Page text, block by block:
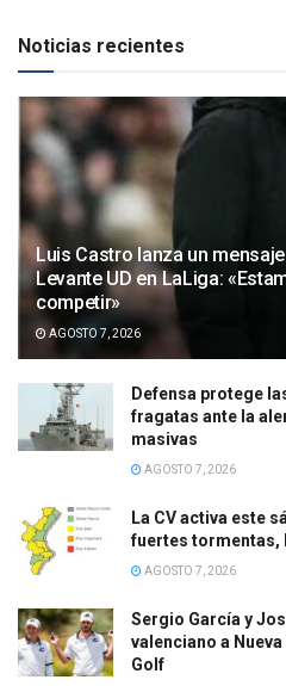
Noticias recientes
Luis Castro lanza un
Levante UD en LaLiga:
competir»
AGOSTO 7, 2026
Defensa protege
fragatas ante la
masivas
AGOSTO 7, 2026
La CV activa este
fuertes tormentas,
AGOSTO 7, 2026
Sergio García y
valenciano a
Golf